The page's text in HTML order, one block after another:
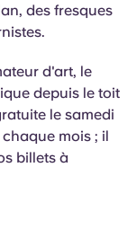
des fresques
d'art, le
depuis le toit
le samedi
mois ; il
billets à